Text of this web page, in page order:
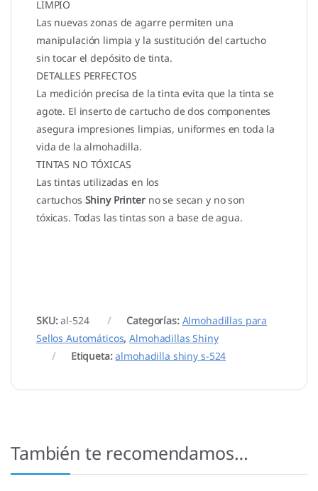
LIMPIO
Las nuevas zonas de agarre permiten una
manipulación limpia y la sustitución del cartucho
sin tocar el depósito de tinta.
DETALLES PERFECTOS
La medición precisa de la tinta evita que la tinta se
agote. El inserto de cartucho de dos componentes
asegura impresiones limpias, uniformes en toda la
vida de la almohadilla.
TINTAS NO TÓXICAS
Las tintas utilizadas en los
cartuchos Shiny Printerno se secan y no son
tóxicas. Todas las tintas son a base de agua.
SKU:al-524 Categorías: Almohadillas para
Sellos Automáticos,Almohadillas Shiny
Etiqueta:almohadilla shiny s-524
También te recomendamos…